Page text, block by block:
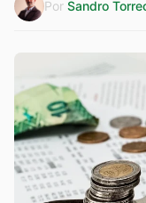
Por Sandro